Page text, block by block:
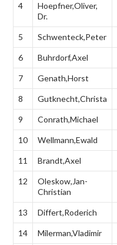
4
Hoepfner,Oliver,
Dr.
5 Schwenteck,Peter
6 Buhrdorf,Axel
7 Genath,Horst
8 Gutknecht,Christa
9 Conrath,Michael
10 Wellmann,Ewald
11 Brandt,Axel
12
Oleskow,Jan-
Christian
13 Differt,Roderich
14 Milerman,Vladimir